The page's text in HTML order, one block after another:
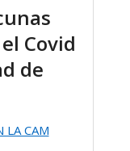
Covid
de
LA CAM